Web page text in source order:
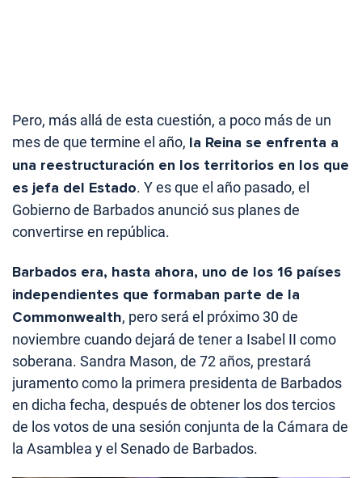
Pero, más allá de esta cuestión, a poco más de un
mes de que termine el año, la Reina se enfrenta a
una reestructuración en los territorios en los que
es jefa del Estado. Y es que el año pasado, el
Gobierno de Barbados anunció sus planes de
convertirse en república.
Barbados era, hasta ahora, uno de los 16 países
independientes que formaban parte de la
Commonwealth, pero será el próximo 30 de
noviembre cuando dejará de tener a Isabel II como
soberana. Sandra Mason, de 72 años, prestará
juramento como la primera presidenta de Barbados
en dicha fecha, después de obtener los dos tercios
de los votos de una sesión conjunta de la Cámara de
la Asamblea y el Senado de Barbados.